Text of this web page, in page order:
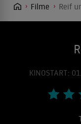
Filme Reif
KINOSTART: